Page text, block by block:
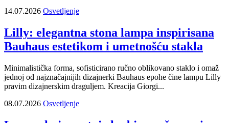
14.07.2026 Osvetljenje
Lilly: elegantna stona lampa inspirisana
Bauhaus estetikom i umetnošću stakla
Minimalistička forma, sofisticirano ručno oblikovano staklo i omaž
jednoj od najznačajnijih dizajnerki Bauhaus epohe čine lampu Lilly
pravim dizajnerskim draguljem. Kreacija Giorgi...
08.07.2026 Osvetljenje